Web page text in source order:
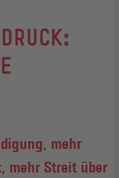
mehr
mehr Streit über